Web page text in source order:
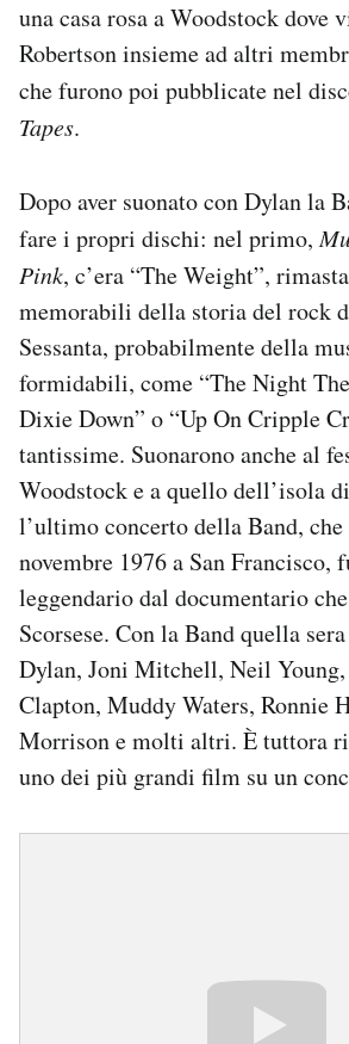
una casa rosa a Woodstock dove
Robertson insieme ad altri
che furono poi pubblicate nel
Tapes.
Dopo aver suonato con Dylan la
fare i propri dischi: nel primo,
Pink, c’era “The Weight”,
memorabili della storia del rock
Sessanta, probabilmente della
formidabili, come “The Night
Dixie Down” o “Up On Cripple
tantissime. Suonarono anche al
Woodstock e a quello dell’isola
l’ultimo concerto della Band,
novembre 1976 a San Francisco,
leggendario dal documentario
Scorsese. Con la Band quella
Dylan, Joni Mitchell, Neil
Clapton, Muddy Waters, Ronnie
Morrison e molti altri. È tuttora
uno dei più grandi film su un